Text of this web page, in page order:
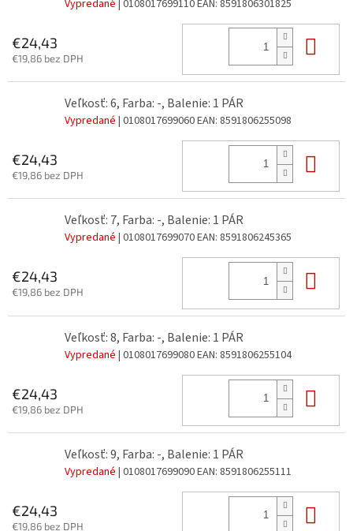
Vypredané | 0108017699110EAN: 8591806301825
€24,43
€19,86 bez DPH
Veľkosť: 6, Farba: -, Balenie: 1 PÁR
Vypredané | 0108017699060EAN: 8591806255098
€24,43
€19,86 bez DPH
Veľkosť: 7, Farba: -, Balenie: 1 PÁR
Vypredané | 0108017699070EAN: 8591806245365
€24,43
€19,86 bez DPH
Veľkosť: 8, Farba: -, Balenie: 1 PÁR
Vypredané | 0108017699080EAN: 8591806255104
€24,43
€19,86 bez DPH
Veľkosť: 9, Farba: -, Balenie: 1 PÁR
Vypredané | 0108017699090EAN: 8591806255111
€24,43
€19,86 bez DPH